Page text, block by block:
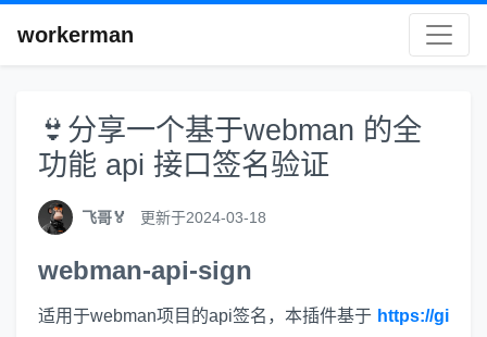
workerman
👙分享一个基于webman 的全
功能 api 接口签名验证
飞哥🏅 更新于2024-03-18
webman-api-sign
适用于webman项目的api签名，本插件基于 https://gi